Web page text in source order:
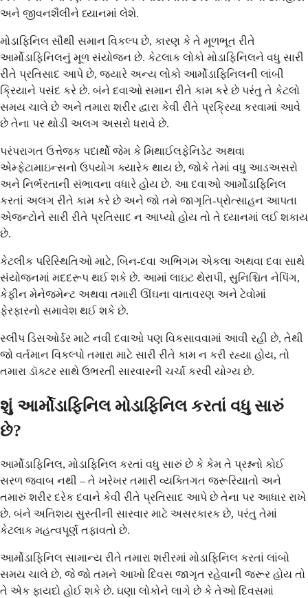
અને જીવનશૈલીને ધ્યાનમાં લેશે.
મોડાફિનિલ સૌથી સમાન વિકલ્પ છે, કારણ કે તે મૂળભૂત રીતે
આર્મોડાફિનિલનું મૂળ સંયોજન છે. કેટલાક લોકો મોડાફિનિલને વધુ સારી
રીતે પ્રતિસાદ આપે છે, જ્યારે અન્ય લોકો આર્મોડાફિનિલની લાંબી
ક્રિયાને પસંદ કરે છે. બંને દવાઓ સમાન રીતે કામ કરે છે પરંતુ તે કેટલો
સમય ચાલે છે અને તમારા શરીર દ્વારા કેવી રીતે પ્રક્રિયા કરવામાં આવે
છે તેના પર થોડી અલગ અસરો ધરાવે છે.
પરંપરાગત ઉત્તેજક પદાર્થો જેમ કે મિથાઈલફેનિડેટ અથવા
એમ્ફેટામાઇન્સનો ઉપયોગ ક્યારેક થાય છે, જોકે તેમાં વધુ આડઅસરો
અને નિર્ભરતાની સંભાવના વધારે હોય છે. આ દવાઓ આર્મોડાફિનિલ
કરતાં અલગ રીતે કામ કરે છે અને જો તમે જાગૃતિ-પ્રોત્સાહન આપતા
એજન્ટોને સારી રીતે પ્રતિસાદ ન આપ્યો હોય તો તે ધ્યાનમાં લઈ શકાય
છે.
કેટલીક પરિસ્થિતિઓ માટે, બિન-દવા અભિગમ એકલા અથવા દવા સાથે
સંયોજનમાં મદદરૂપ થઈ શકે છે. આમાં લાઇટ થેરાપી, સુનિશ્ચિત નેપિંગ,
કેફીન મેનેજમેન્ટ અથવા તમારી ઊંઘના વાતાવરણ અને ટેવોમાં
ફેરફારનો સમાવેશ થઈ શકે છે.
સ્લીપ ડિસઓર્ડર માટે નવી દવાઓ પણ વિકસાવવામાં આવી રહી છે, તેથી
જો વર્તમાન વિકલ્પો તમારા માટે સારી રીતે કામ ન કરી રહ્યા હોય, તો
તમારા ડૉક્ટર સાથે ઉભરતી સારવારની ચર્ચા કરવી યોગ્ય છે.
શું આર્મોડાફિનિલ મોડાફિનિલ કરતાં વધુ સારું
છે?
આર્મોડાફિનિલ, મોડાફિનિલ કરતાં વધુ સારું છે કે કેમ તે પ્રશ્નનો કોઈ
સરળ જવાબ નથી – તે ખરેખર તમારી વ્યક્તિગત જરૂરિયાતો અને
તમારું શરીર દરેક દવાને કેવી રીતે પ્રતિસાદ આપે છે તેના પર આધાર રાખે
છે. બંને અતિશય સુસ્તીની સારવાર માટે અસરકારક છે, પરંતુ તેમાં
કેટલાક મહત્વપૂર્ણ તફાવતો છે.
આર્મોડાફિનિલ સામાન્ય રીતે તમારા શરીરમાં મોડાફિનિલ કરતાં લાંબો
સમય ચાલે છે, જે જો તમને આખો દિવસ જાગૃત રહેવાની જરૂર હોય તો
તે એક ફાયદો હોઈ શકે છે. ઘણા લોકોને લાગે છે કે તેઓ દિવસમાં